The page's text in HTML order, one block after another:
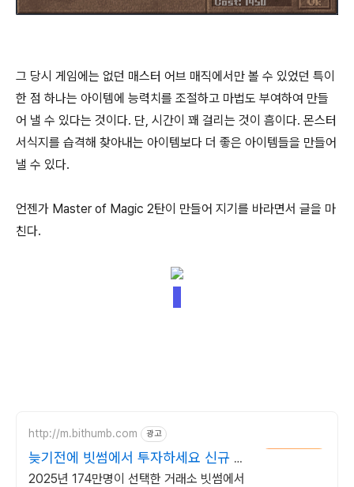
그 당시 게임에는 없던 매스터 어브 매직에서만 볼 수 있었던 특이
한 점 하나는 아이템에 능력치를 조절하고 마법도 부여하여 만들
어 낼 수 있다는 것이다. 단, 시간이 꽤 걸리는 것이 흠이다. 몬스터
서식지를 습격해 찾아내는 아이템보다 더 좋은 아이템들을 만들어
낼 수 있다.
언젠가 Master of Magic 2탄이 만들어 지기를 바라면서 글을 마
친다.
http://m.bithumb.com 광고
늦기전에 빗썸에서 투자하세요 신규 가
입 시 5만원 혜택
2025년 174만명이 선택한 거래소 빗썸에서